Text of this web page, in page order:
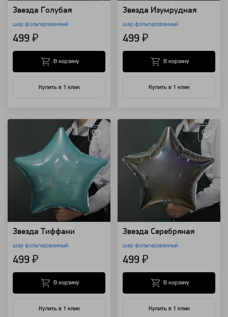
Звезда Голубая
шар фольгированный
499 ₽
Купить в 1 клик
В корзину
Звезда Изумрудная
шар фольгированный
499 ₽
Купить в 1 клик
В корзину
Звезда Тиффани
шар фольгированный
499 ₽
Купить в 1 клик
В корзину
Звезда Серебряная
шар фольгированный
499 ₽
Купить в 1 клик
В корзину